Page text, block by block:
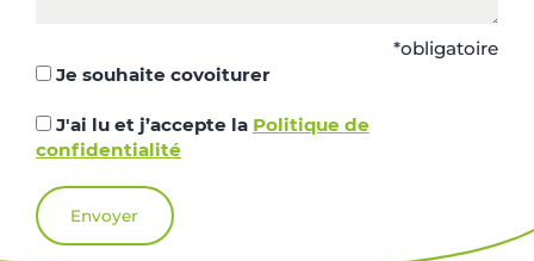
*obligatoire
Je souhaite covoiturer
J'ai lu et j’accepte la Politique de
confidentialité